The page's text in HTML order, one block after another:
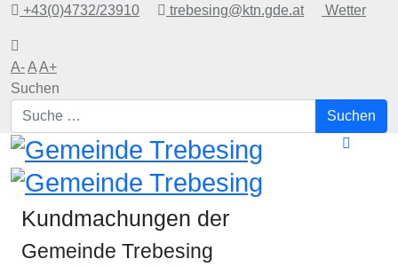
+43(0)4732/23910 trebesing@ktn.gde.at Wetter
A-AA+
Suchen
Suchen
Kundmachungen der
Gemeinde Trebesing